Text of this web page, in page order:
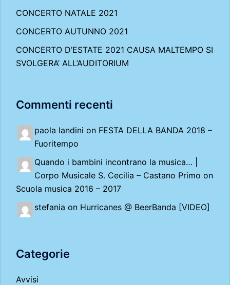
CONCERTO NATALE 2021
CONCERTO AUTUNNO 2021
CONCERTO D’ESTATE 2021 CAUSA MALTEMPO SI
SVOLGERA’ ALL’AUDITORIUM
Commenti recenti
paola landini on FESTA DELLA BANDA 2018 –
Fuoritempo
Quando i bambini incontrano la musica… |
Corpo Musicale S. Cecilia – Castano Primo on
Scuola musica 2016 – 2017
stefania on Hurricanes @ BeerBanda [VIDEO]
Categorie
Avvisi